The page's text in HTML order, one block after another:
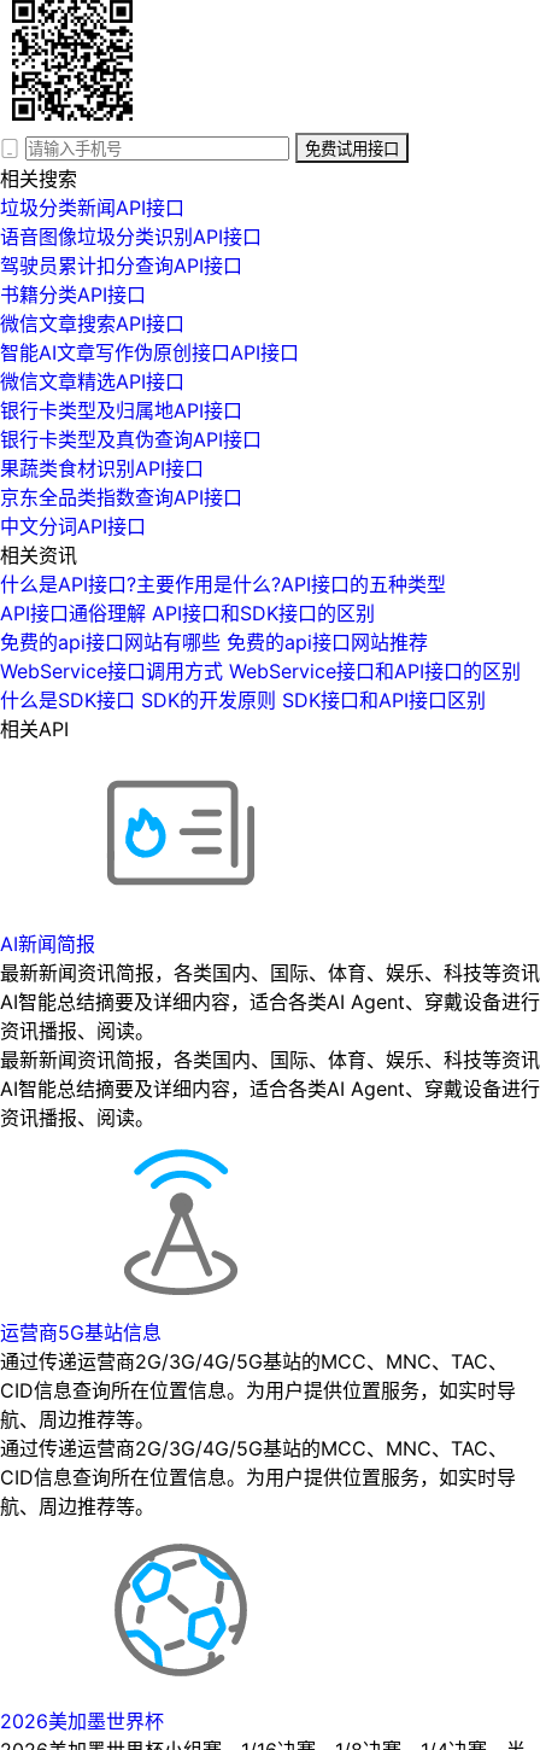
免费试用接口
相关搜索
垃圾分类新闻API接口
语音图像垃圾分类识别API接口
驾驶员累计扣分查询API接口
书籍分类API接口
微信文章搜索API接口
智能AI文章写作伪原创接口API接口
微信文章精选API接口
银行卡类型及归属地API接口
银行卡类型及真伪查询API接口
果蔬类食材识别API接口
京东全品类指数查询API接口
中文分词API接口
相关资讯
什么是API接口?主要作用是什么?API接口的五种类型
API接口通俗理解 API接口和SDK接口的区别
免费的api接口网站有哪些 免费的api接口网站推荐
WebService接口调用方式 WebService接口和API接口的区别
什么是SDK接口 SDK的开发原则 SDK接口和API接口区别
相关API
AI新闻简报
最新新闻资讯简报，各类国内、国际、体育、娱乐、科技等资讯
AI智能总结摘要及详细内容，适合各类AI Agent、穿戴设备进行
资讯播报、阅读。
最新新闻资讯简报，各类国内、国际、体育、娱乐、科技等资讯
AI智能总结摘要及详细内容，适合各类AI Agent、穿戴设备进行
资讯播报、阅读。
运营商5G基站信息
通过传递运营商2G/3G/4G/5G基站的MCC、MNC、TAC、
CID信息查询所在位置信息。为用户提供位置服务，如实时导
航、周边推荐等。
通过传递运营商2G/3G/4G/5G基站的MCC、MNC、TAC、
CID信息查询所在位置信息。为用户提供位置服务，如实时导
航、周边推荐等。
2026美加墨世界杯